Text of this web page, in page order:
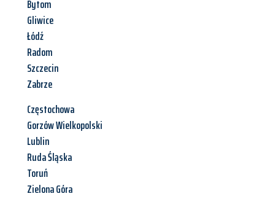
Bytom
Gliwice
Łódź
Radom
Szczecin
Zabrze
Częstochowa
Gorzów Wielkopolski
Lublin
Ruda Śląska
Toruń
Zielona Góra